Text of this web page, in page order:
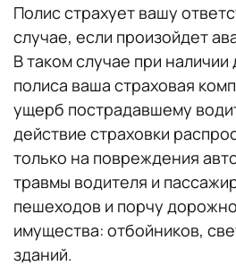
Полис страхует вашу
случае, если произойдет
В таком случае при
полиса ваша страховая
ущерб пострадавшему
действие страховки
только на повреждения
травмы водителя и
пешеходов и порчу
имущества: отбойников,
зданий.